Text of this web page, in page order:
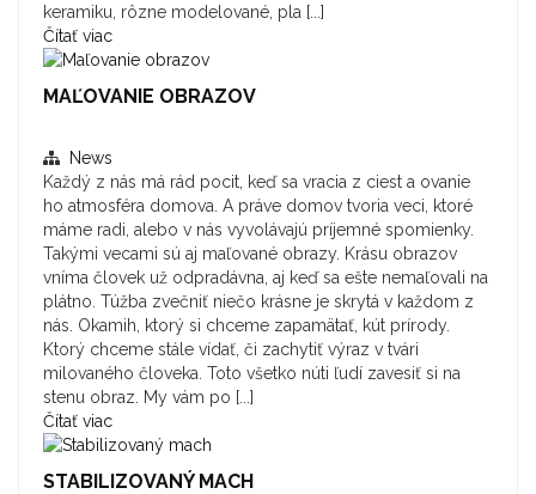
keramiku, rôzne modelované, pla [...]
Čítať viac
MAĽOVANIE OBRAZOV
News
Každý z nás má rád pocit, keď sa vracia z ciest a ovanie
ho atmosféra domova. A práve domov tvoria veci, ktoré
máme radi, alebo v nás vyvolávajú príjemné spomienky.
Takými vecami sú aj maľované obrazy. Krásu obrazov
vníma človek už odpradávna, aj keď sa ešte nemaľovali na
plátno. Túžba zvečniť niečo krásne je skrytá v každom z
nás. Okamih, ktorý si chceme zapamätať, kút prírody.
Ktorý chceme stále vídať, či zachytiť výraz v tvári
milovaného človeka. Toto všetko núti ľudí zavesiť si na
stenu obraz. My vám po [...]
Čítať viac
STABILIZOVANÝ MACH